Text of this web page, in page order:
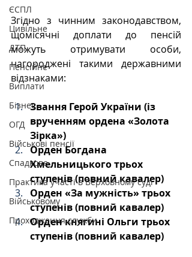
ЄСПЛ
Цивільне
ДТП
Пенсійне
Виплати
Бізнес
ОГД
Військові пенсії
Спадкове
Практика участі в Верховному суді
Військовому
Проходження служби
Згідно з чинним законодавством,
щомісячні доплати до пенсій
можуть отримувати особи,
нагороджені такими державними
відзнаками:
Звання Герой України (із
врученням ордена «Золота
Зірка»)
Орден Богдана
Хмельницького трьох
ступенів (повний кавалер)
Орден «За мужність» трьох
ступенів (повний кавалер)
Орден княгині Ольги трьох
ступенів (повний кавалер)